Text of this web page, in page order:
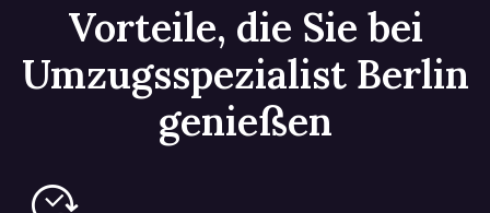
Vorteile, die Sie bei
Umzugsspezialist Berlin
genießen